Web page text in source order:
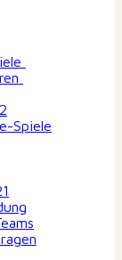
Spiele